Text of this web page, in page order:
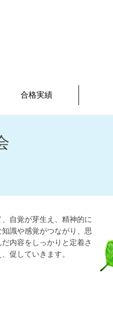
合格実績
自覚が芽生え、精神的に
識や感覚がつながり、思
内容をしっかりと定着さ
促していきます。